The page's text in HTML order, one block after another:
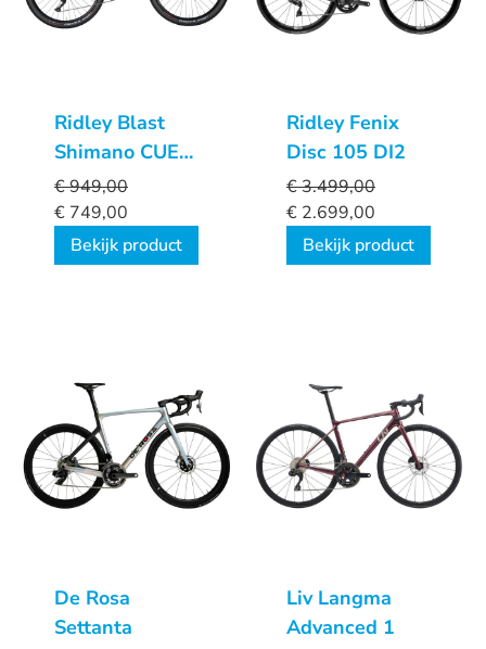
Ridley Blast
Shimano CUES
1x10sp
€949,00
€ 749,00
Bekijk product
Ridley Fenix
Disc 105 DI2
€3.499,00
€ 2.699,00
Bekijk product
De Rosa
Settanta
Liv Langma
Advanced 1